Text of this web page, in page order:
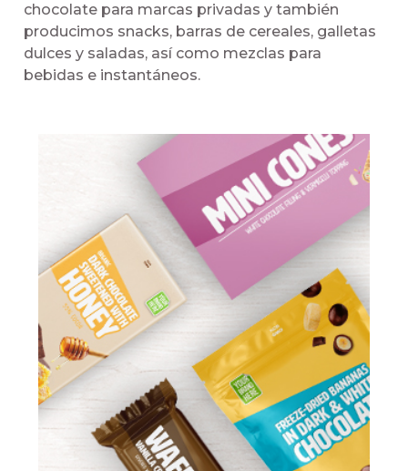
chocolate para marcas privadas y también
producimos snacks, barras de cereales, galletas
dulces y saladas, así como mezclas para
bebidas e instantáneos.